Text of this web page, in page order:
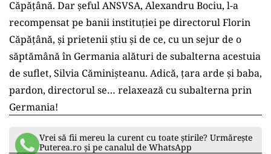
Căpățână. Dar șeful ANSVSA, Alexandru Bociu, l-a
recompensat pe banii instituției pe directorul Florin
Căpățână, și prietenii știu și de ce, cu un sejur de o
săptămână în Germania alături de subalterna acestuia
de suflet, Silvia Căminișteanu. Adică, țara arde și baba,
pardon, directorul se… relaxează cu subalterna prin
Germania!
Vrei să fii mereu la curent cu toate știrile? Urmărește
Puterea.ro și pe canalul de WhatsApp